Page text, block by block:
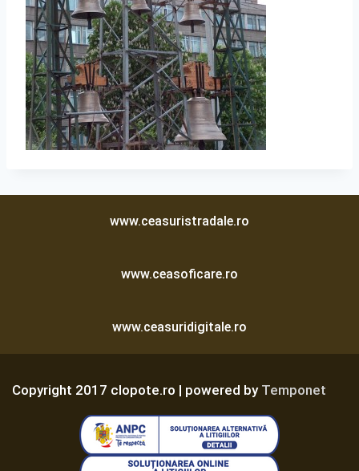
www.ceasuristradale.ro
www.ceasoficare.ro
www.ceasuridigitale.ro
Copyright 2017 clopote.ro | powered by Temponet